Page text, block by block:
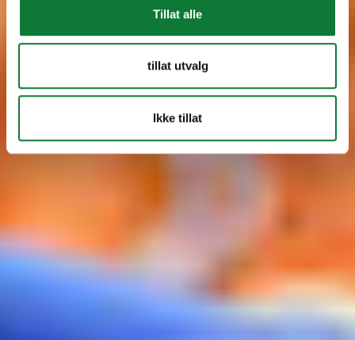
Tillat alle
tillat utvalg
Ikke tillat